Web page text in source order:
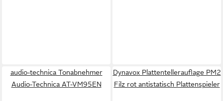
audio-technica Tonabnehmer
Audio-Technica AT-VM95EN
Dynavox Plattentellerauflage PM2
Filz rot antistatisch Plattenspieler